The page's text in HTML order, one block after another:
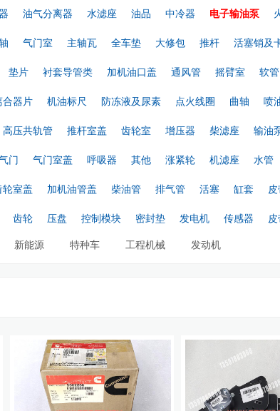
油气分离器 水滤座 油品 中冷器 电子输油泵
气门室 主轴瓦 全车垫 大修包 推杆 活塞销及
垫片 衬套导管类 加机油口盖 通风管 摇臂室 软管
合器片 机油标尺 防冻液及尿素 点火线圈 曲轴 喷
高压共轨管 推杆室盖 齿轮室 增压器 柴滤座 输油
门 气门室盖 呼吸器 其他 涨紧轮 机滤座 水管
轮室盖 加机油管盖 柴油管 排气管 活塞 缸套
齿轮 压盘 控制模块 密封垫 发电机 传感器
新能源 特种车 工程机械 发动机